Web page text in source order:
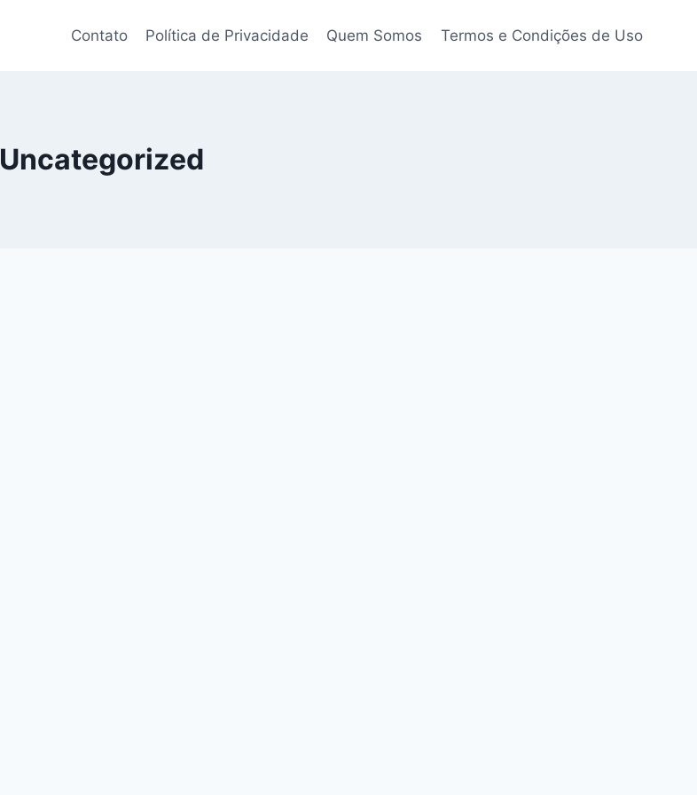
Contato Política de Privacidade Quem Somos Termos e Condições de Uso
Uncategorized